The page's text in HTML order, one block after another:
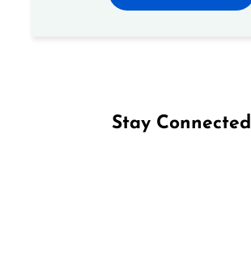
Stay Connected